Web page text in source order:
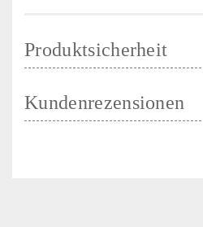
Produktsicherheit
Kundenrezensionen